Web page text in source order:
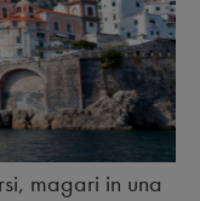
magari in una